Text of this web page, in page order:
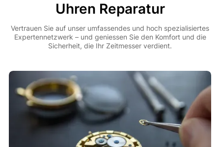
Uhren Reparatur
Vertrauen Sie auf unser umfassendes und hoch spezialisiertes
Expertennetzwerk – und geniessen Sie den Komfort und die
Sicherheit, die Ihr Zeitmesser verdient.